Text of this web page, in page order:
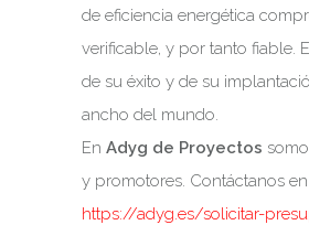
de eficiencia energética
verificable, y por tanto fiable.
de su éxito y de su
ancho del mundo.
En Adyg de Proyectos
y promotores. Contáctanos en
https://adyg.es/solicitar-